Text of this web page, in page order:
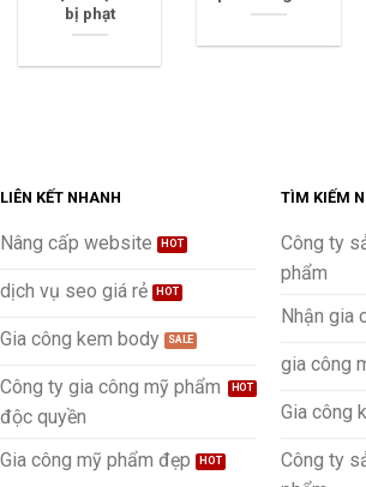
bị phạt
LIÊN KẾT NHANH
Nâng cấp website
dịch vụ seo giá rẻ
Gia công kem body
Công ty gia công mỹ phẩm
độc quyền
Gia công mỹ phẩm đẹp
TÌM KIẾM
Công ty
phẩm
Nhận gia
gia công
Gia công
Công ty